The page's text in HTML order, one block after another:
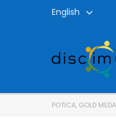
English
POTICA, GOLD